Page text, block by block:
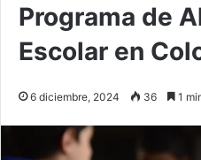
Programa de
Escolar en
6 diciembre, 2024 36 1